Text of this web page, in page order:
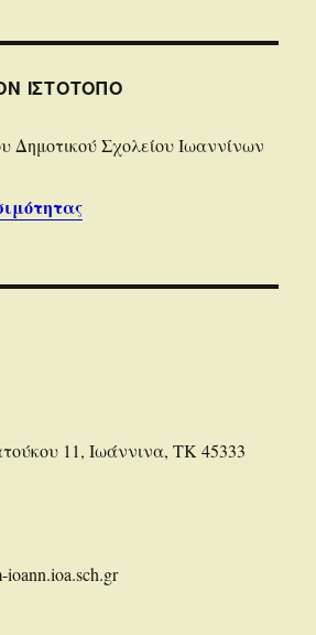
ΙΣΤΌΤΟΠΟ
Δημοτικού Σχολείου Ιωαννίνων
11, Ιωάννινα, ΤΚ 45333
ioann.ioa.sch.gr